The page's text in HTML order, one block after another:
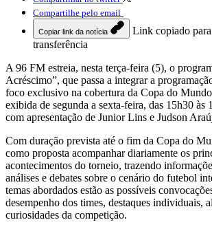
Compartilhe pelo email
Copiar link da notícia
Link copiado para
transferência
A 96 FM estreia, nesta terça-feira (5), o
Acréscimo”, que passa a integrar a
foco exclusivo na cobertura da Copa do
exibida de segunda a sexta-feira, das 15h30 às
com apresentação de Junior Lins e Judson
Com duração prevista até o fim da Copa do
como proposta acompanhar diariamente os
acontecimentos do torneio, trazendo
análises e debates sobre o cenário do futebol
temas abordados estão as possíveis
desempenho dos times, destaques individuais,
curiosidades da competição.